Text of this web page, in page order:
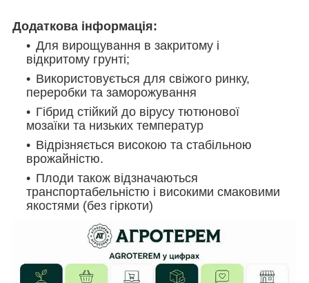
Додаткова інформація:
Для вирощування в закритому і
відкритому грунті;
Використовується для свіжого ринку,
переробки та заморожування
Гібрид стійкий до вірусу тютюнової
мозаїки та низьких температур
Відрізняється високою та стабільною
врожайністю.
Плоди також відзначаються
транспортабельністю і високими смаковими
якостями (без гіркоти)